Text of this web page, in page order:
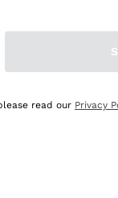
👍
read our Privacy